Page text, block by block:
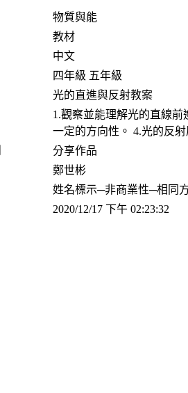
物質與能
教材
中文
四年級 五年級
光的直進與反射教案
1.觀察並能理解光的直線
一定的方向性。 4.光的反
分享作品
鄭世彬
姓名標示─非商業性─相同
2020/12/17 下午 02:23:32